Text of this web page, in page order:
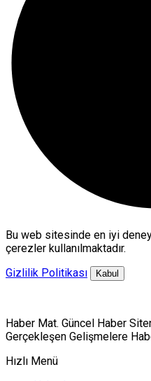
Bu web sitesinde en iyi
çerezler kullanılmaktadır.
Gizlilik Politikası
Kabul
Haber Mat. Güncel Haber
Gerçekleşen Gelişmelere
Hızlı Menü